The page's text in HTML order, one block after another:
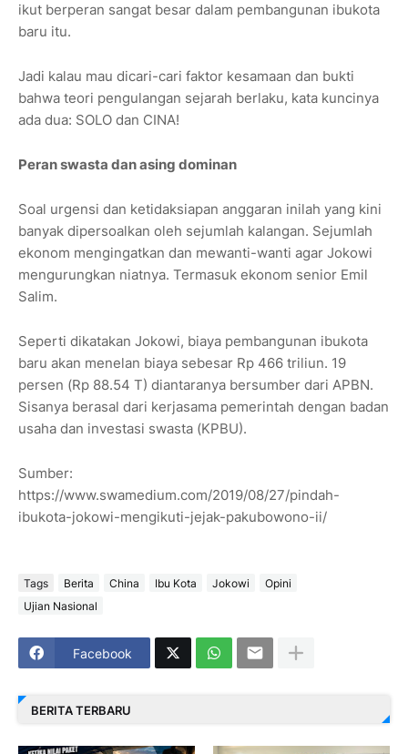
ikut berperan sangat besar dalam pembangunan ibukota
baru itu.
Jadi kalau mau dicari-cari faktor kesamaan dan bukti
bahwa teori pengulangan sejarah berlaku, kata kuncinya
ada dua: SOLO dan CINA!
Peran swasta dan asing dominan
Soal urgensi dan ketidaksiapan anggaran inilah yang kini
banyak dipersoalkan oleh sejumlah kalangan. Sejumlah
ekonom mengingatkan dan mewanti-wanti agar Jokowi
mengurungkan niatnya. Termasuk ekonom senior Emil
Salim.
Seperti dikatakan Jokowi, biaya pembangunan ibukota
baru akan menelan biaya sebesar Rp 466 triliun. 19
persen (Rp 88.54 T) diantaranya bersumber dari APBN.
Sisanya berasal dari kerjasama pemerintah dengan badan
usaha dan investasi swasta (KPBU).
Sumber:
https://www.swamedium.com/2019/08/27/pindah-
ibukota-jokowi-mengikuti-jejak-pakubowono-ii/
Tags Berita China Ibu Kota Jokowi
Opini
Ujian Nasional
Facebook
BERITA TERBARU